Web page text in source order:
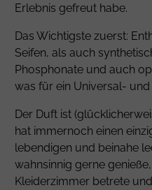
Erlebnis gefreut habe.
Das Wichtigste zuerst:
Seifen, als auch
Phosphonate und auch
was für ein Universal-
Der Duft ist
hat immernoch einen
lebendigen und beinahe
wahnsinnig gerne
Kleiderzimmer betrete